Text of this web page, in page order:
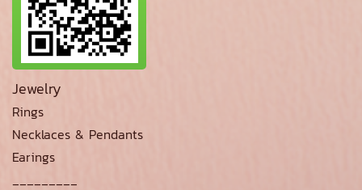
Jewelry
Rings
Necklaces & Pendants
Earings